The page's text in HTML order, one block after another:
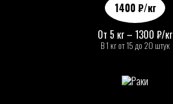
1400 ₽/кг
От 5 кг – 1300 ₽/кг
В 1 кг от 15 до 20 штук